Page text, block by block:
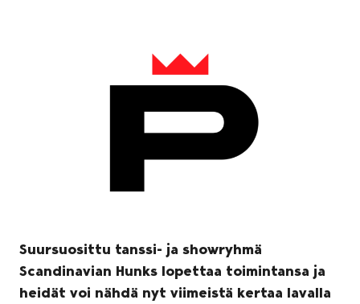
Suursuosittu tanssi- ja showryhmä
Scandinavian Hunks lopettaa toimintansa ja
heidät voi nähdä nyt viimeistä kertaa lavalla